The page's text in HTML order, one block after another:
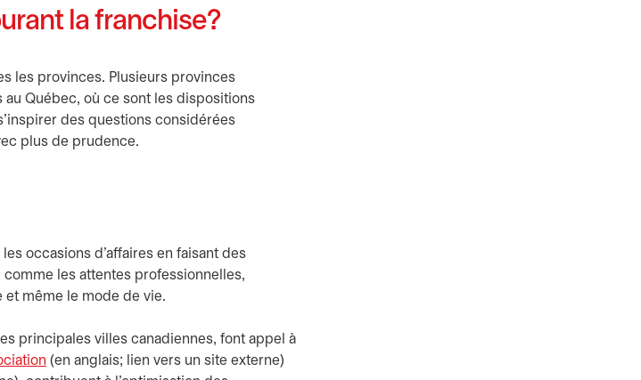
la franchise?
les provinces. Plusieurs provinces
Québec, où ce sont les dispositions
des questions considérées
plus de prudence.
occasions d’affaires en faisant des
les attentes professionnelles,
et même le mode de vie.
principales villes canadiennes, font appel à
s’ouvre dans un nouvel onglet
(en anglais; lien vers un site externe)